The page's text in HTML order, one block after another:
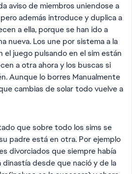
aviso de miembros uniendose a
además introduce y duplica a
a ella, porque se han ido a
nueva. Los une por sistema a la
el juego pulsando en el sim están
a otra ahora y los buscas si
Aunque lo borres Manualmente
cambias de solar todo vuelve a
que sobre todo los sims se
padre está en otra. Por ejemplo
divorciados que siempre había
desde que nació y de la